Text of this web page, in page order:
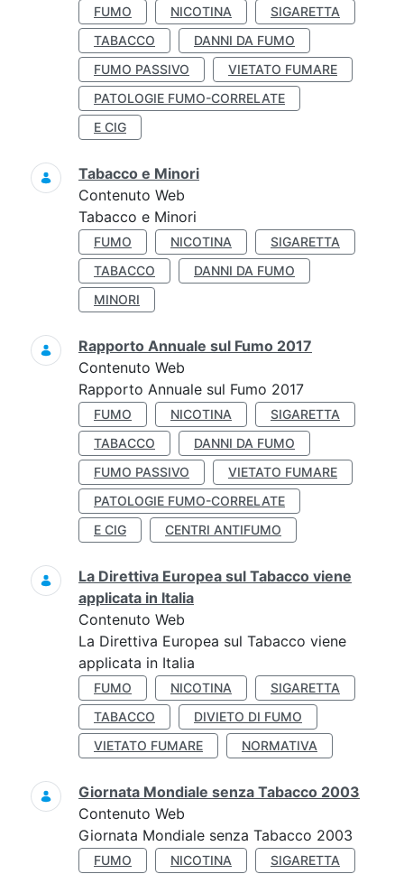
FUMO NICOTINA
SIGARETTA
TABACCO
DANNI DA FUMO
FUMO PASSIVO
VIETATO FUMARE
PATOLOGIE FUMO-CORRELATE
E CIG
Tabacco e Minori
Contenuto Web
Tabacco e Minori
FUMO NICOTINA
SIGARETTA
TABACCO
DANNI DA FUMO
MINORI
Rapporto Annuale sul Fumo 2017
Contenuto Web
Rapporto Annuale sul Fumo 2017
FUMO NICOTINA
SIGARETTA
TABACCO
DANNI DA FUMO
FUMO PASSIVO
VIETATO FUMARE
PATOLOGIE FUMO-CORRELATE
E CIG
CENTRI ANTIFUMO
La Direttiva Europea sul Tabacco viene
applicata in Italia
Contenuto Web
La Direttiva Europea sul Tabacco viene
applicata in Italia
FUMO NICOTINA
SIGARETTA
TABACCO
DIVIETO DI FUMO
VIETATO FUMARE
NORMATIVA
Giornata Mondiale senza Tabacco 2003
Contenuto Web
Giornata Mondiale senza Tabacco 2003
FUMO NICOTINA SIGARETTA